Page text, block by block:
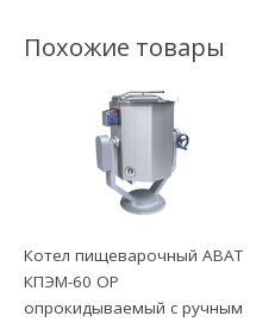
Похожие товары
Котел пищеварочный ABAT
КПЭМ-60 ОР
опрокидываемый с ручным